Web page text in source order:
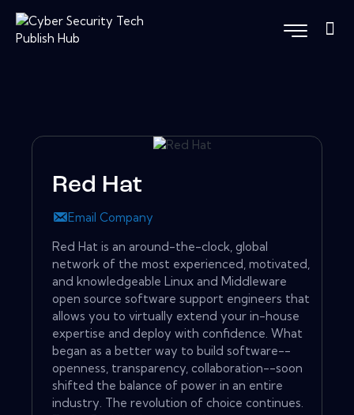
Red Hat
Email Company
Red Hat is an around-the-clock, global
network of the most experienced, motivated,
and knowledgeable Linux and Middleware
open source software support engineers that
allows you to virtually extend your in-house
expertise and deploy with confidence. What
began as a better way to build software--
openness, transparency, collaboration--soon
shifted the balance of power in an entire
industry. The revolution of choice continues.